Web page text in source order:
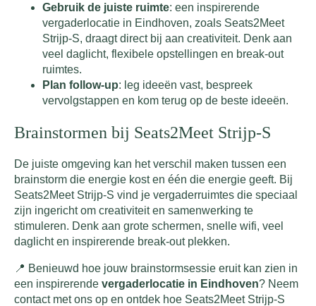
Gebruik de juiste ruimte: een inspirerende
vergaderlocatie in Eindhoven, zoals Seats2Meet
Strijp-S, draagt direct bij aan creativiteit. Denk aan
veel daglicht, flexibele opstellingen en break-out
ruimtes.
Plan follow-up: leg ideeën vast, bespreek
vervolgstappen en kom terug op de beste ideeën.
Brainstormen bij Seats2Meet Strijp-S
De juiste omgeving kan het verschil maken tussen een
brainstorm die energie kost en één die energie geeft. Bij
Seats2Meet Strijp-S vind je vergaderruimtes die speciaal
zijn ingericht om creativiteit en samenwerking te
stimuleren. Denk aan grote schermen, snelle wifi, veel
daglicht en inspirerende break-out plekken.
📍 Benieuwd hoe jouw brainstormsessie eruit kan zien in
een inspirerende vergaderlocatie in Eindhoven? Neem
contact met ons op en ontdek hoe Seats2Meet Strijp-S